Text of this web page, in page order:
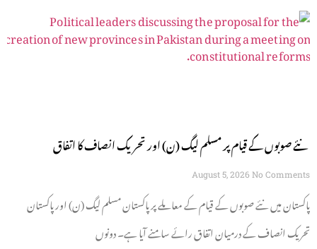
نئے صوبوں کے قیام پر مسلم لیگ (ن) اور تحریک انصاف کا اتفاق
August 5, 2026 No Comments
پاکستان میں نئے صوبوں کے قیام کے معاملے پر پاکستان مسلم لیگ (ن) اور پاکستان
تحریک انصاف کے درمیان اتفاق رائے سامنے آیا ہے۔ دونوں